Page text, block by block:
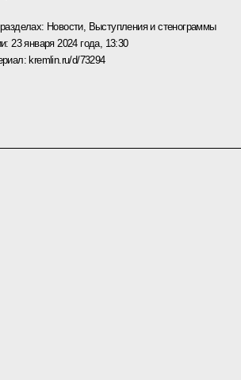
Новости, Выступления и стенограммы
23 января 2024 года, 13:30
kremlin.ru/d/73294